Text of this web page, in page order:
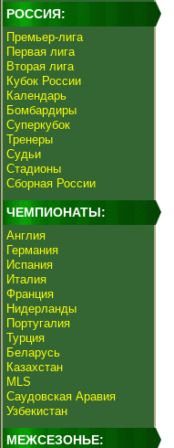
РОССИЯ:
Премьер-лига
Первая лига
Вторая лига
Кубок России
Календарь
Бомбардиры
Суперкубок
Тренеры
Судьи
Стадионы
Сборная России
ЧЕМПИОНАТЫ:
Англия
Германия
Испания
Италия
Франция
Нидерланды
Португалия
Турция
Беларусь
Казахстан
MLS
Саудовская Аравия
Узбекистан
МЕЖСЕЗОНЬЕ: